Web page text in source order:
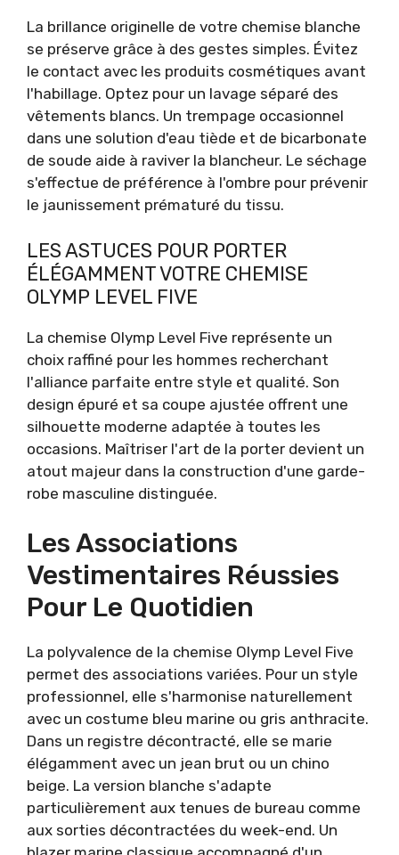
La brillance originelle de votre chemise blanche
se préserve grâce à des gestes simples. Évitez
le contact avec les produits cosmétiques avant
l'habillage. Optez pour un lavage séparé des
vêtements blancs. Un trempage occasionnel
dans une solution d'eau tiède et de bicarbonate
de soude aide à raviver la blancheur. Le séchage
s'effectue de préférence à l'ombre pour prévenir
le jaunissement prématuré du tissu.
LES ASTUCES POUR PORTER
ÉLÉGAMMENT VOTRE CHEMISE
OLYMP LEVEL FIVE
La chemise Olymp Level Five représente un
choix raffiné pour les hommes recherchant
l'alliance parfaite entre style et qualité. Son
design épuré et sa coupe ajustée offrent une
silhouette moderne adaptée à toutes les
occasions. Maîtriser l'art de la porter devient un
atout majeur dans la construction d'une garde-
robe masculine distinguée.
Les Associations
Vestimentaires Réussies
Pour Le Quotidien
La polyvalence de la chemise Olymp Level Five
permet des associations variées. Pour un style
professionnel, elle s'harmonise naturellement
avec un costume bleu marine ou gris anthracite.
Dans un registre décontracté, elle se marie
élégamment avec un jean brut ou un chino
beige. La version blanche s'adapte
particulièrement aux tenues de bureau comme
aux sorties décontractées du week-end. Un